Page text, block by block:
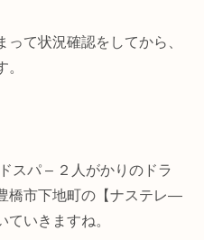
て状況確認をしてから、
スパ – ２人がかりのドラ
橋市下地町の【ナステレ―
ていきますね。